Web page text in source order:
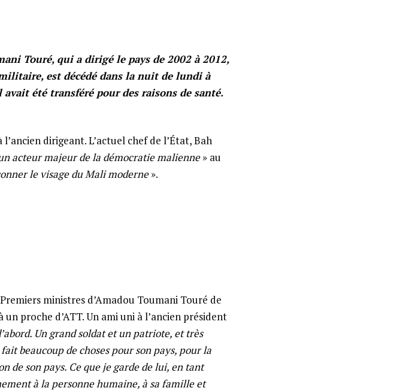
Touré, qui a dirigé le pays de 2002 à 2012,
est décédé dans la nuit de lundi à
été transféré pour des raisons de santé.
dirigeant. L’actuel chef de l’État, Bah
acteur majeur de la démocratie malienne» au
le visage du Mali moderne».
ministres d’Amadou Toumani Touré de
proche d’ATT. Un ami uni à l’ancien président
Un grand soldat et un patriote, et très
beaucoup de choses pour son pays, pour la
de son pays. Ce que je garde de lui, en tant
à la personne humaine, à sa famille et